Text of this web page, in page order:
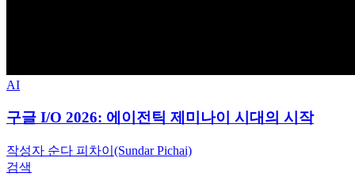
AI
구글 I/O 2026: 에이전틱 제미나이 시대의 시작
작성자 순다 피차이(Sundar Pichai)
검색